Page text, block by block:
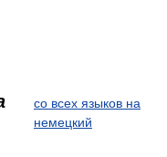
со всех языков на
немецкий